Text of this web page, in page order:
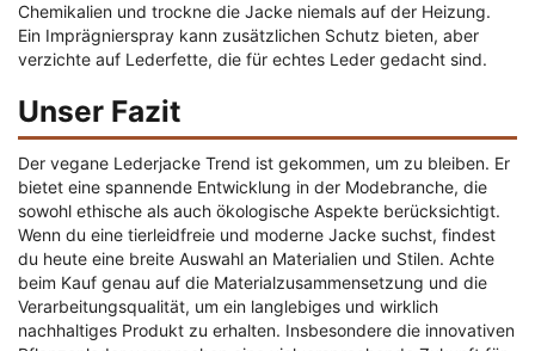
Chemikalien und trockne die Jacke niemals auf der Heizung.
Ein Imprägnierspray kann zusätzlichen Schutz bieten, aber
verzichte auf Lederfette, die für echtes Leder gedacht sind.
Unser Fazit
Der vegane Lederjacke Trend ist gekommen, um zu bleiben. Er
bietet eine spannende Entwicklung in der Modebranche, die
sowohl ethische als auch ökologische Aspekte berücksichtigt.
Wenn du eine tierleidfreie und moderne Jacke suchst, findest
du heute eine breite Auswahl an Materialien und Stilen. Achte
beim Kauf genau auf die Materialzusammensetzung und die
Verarbeitungsqualität, um ein langlebiges und wirklich
nachhaltiges Produkt zu erhalten. Insbesondere die innovativen